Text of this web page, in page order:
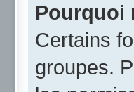
Pourquoi
Certains
groupes.